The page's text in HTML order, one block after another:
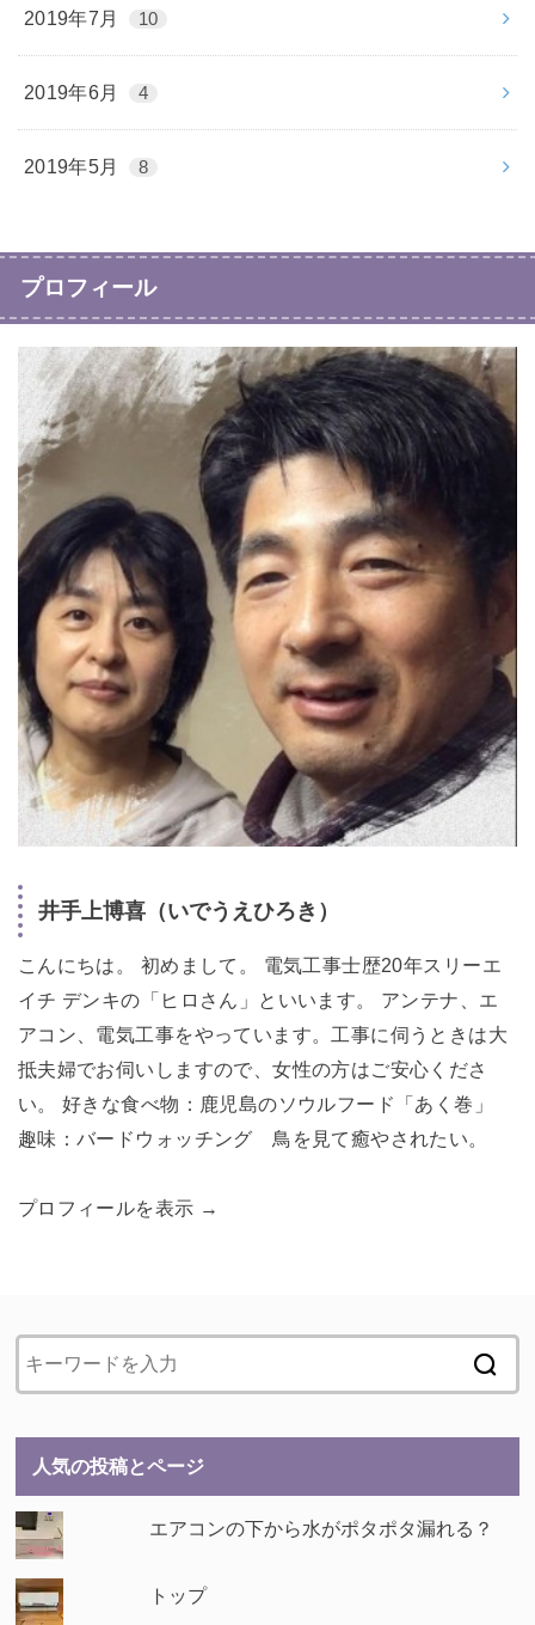
2019年7月 10
2019年6月 4
2019年5月 8
プロフィール
井手上博喜（いでうえひろき）
こんにちは。 初めまして。 電気工事士歴20年スリーエ
イチ デンキの「ヒロさん」といいます。 アンテナ、エ
アコン、電気工事をやっています。工事に伺うときは大
抵夫婦でお伺いしますので、女性の方はご安心くださ
い。 好きな食べ物：鹿児島のソウルフード「あく巻」
趣味：バードウォッチング 鳥を見て癒やされたい。
プロフィールを表示 →
人気の投稿とページ
エアコンの下から水がポタポタ漏れる？
トップ